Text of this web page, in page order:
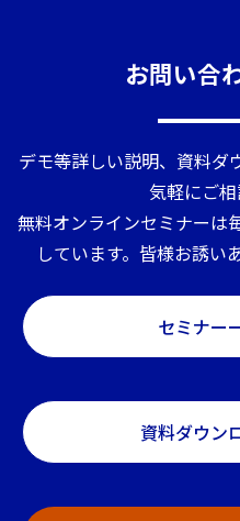
お問い合
デモ等詳しい説明、資料ダ
気軽にご相
無料オンラインセミナーは
しています。皆様お誘い
セミナー
資料ダウン